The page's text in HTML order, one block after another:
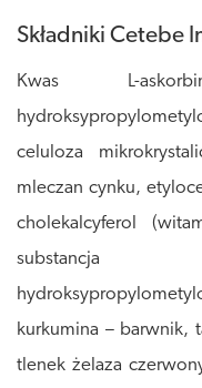
Składniki Cetebe
Kwas L-
celuloza
mleczan cynku,
cholekalcyferol
substancja
kurkumina – barwnik,
tlenek żelaza